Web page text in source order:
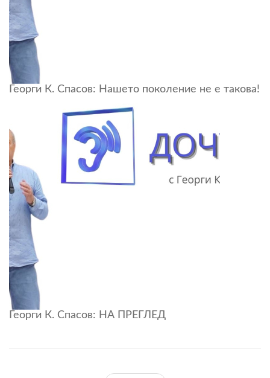
Георги К. Спасов: Нашето поколение не е такова!
Георги К. Спасов: НА ПРЕГЛЕД